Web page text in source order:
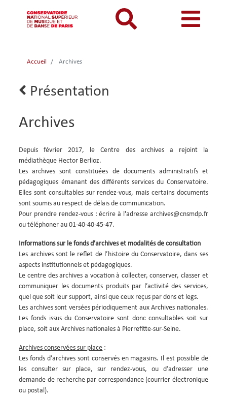
au
contenu
Catalogue
Mon
compte
mobile
Menu
mon
mobile
Je me connecte pour la première fois
Menu
mobile
INFORMATIONS PRATIQUES
FONDS CDMC-MMC
Accueil Archives
Lien Présentation
Archives
Body
Depuis février 2017, le Centre des archives a rejoint la
médiathèque Hector Berlioz.
Les archives sont constituées de documents administratifs et
pédagogiques émanant des différents services du Conservatoire.
Elles sont consultables sur rendez-vous, mais certains documents
sont soumis au respect de délais de communication.
Pour prendre rendez-vous : écrire à l'adresse archives@cnsmdp.fr
ou téléphoner au 01-40-40-45-47.
Informations sur le fonds d’archives et modalités de consultation
Les archives sont le reflet de l’histoire du Conservatoire, dans ses
aspects institutionnels et pédagogiques.
Le centre des archives a vocation à collecter, conserver, classer et
communiquer les documents produits par l’activité des services,
quel que soit leur support, ainsi que ceux reçus par dons et legs.
Les archives sont versées périodiquement aux Archives nationales.
Les fonds issus du Conservatoire sont donc consultables soit sur
place, soit aux Archives nationales à Pierrefitte-sur-Seine.
Archives conservées sur place :
Les fonds d’archives sont conservés en magasins. Il est possible de
les consulter sur place, sur rendez-vous, ou d’adresser une
demande de recherche par correspondance (courrier électronique
ou postal).